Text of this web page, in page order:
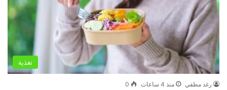
تغذية
رغد مطفي منذ 4 ساعات 0